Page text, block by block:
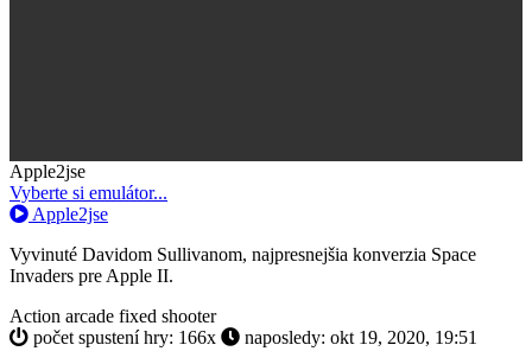
Apple2jseToggle
Dropdown
Vyberte si emulátor...
Apple2jse
Vyvinuté Davidom Sullivanom, najpresnejšia konverzia Space
Invaders pre Apple II.
Action arcade fixed shooter
počet spustení hry: 166x
naposledy: okt 19, 2020, 19:51